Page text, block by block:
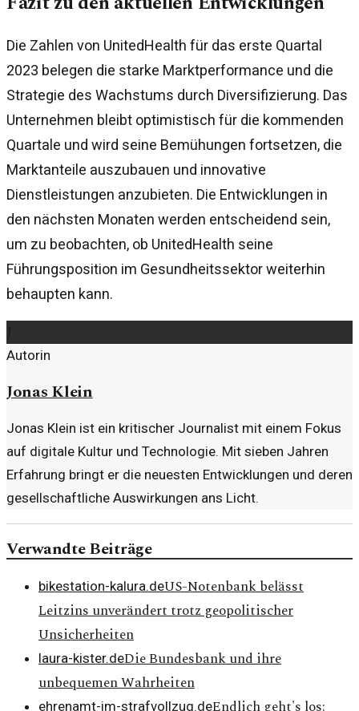
Die Zahlen von UnitedHealth für das erste Quartal
2023 belegen die starke Marktperformance und die
Strategie des Wachstums durch Diversifizierung. Das
Unternehmen bleibt optimistisch für die kommenden
Quartale und wird seine Bemühungen fortsetzen, die
Marktanteile auszubauen und innovative
Dienstleistungen anzubieten. Die Entwicklungen in
den nächsten Monaten werden entscheidend sein,
um zu beobachten, ob UnitedHealth seine
Führungsposition im Gesundheitssektor weiterhin
behaupten kann.
Autorin
Jonas Klein
Jonas Klein ist ein kritischer Journalist mit einem Fokus
auf digitale Kultur und Technologie. Mit sieben Jahren
Erfahrung bringt er die neuesten Entwicklungen und deren
gesellschaftliche Auswirkungen ans Licht.
Verwandte Beiträge
bikestation-kalura.deUS-Notenbank belässt
Leitzins unverändert trotz geopolitischer
Unsicherheiten
laura-kister.deDie Bundesbank und ihre
unbequemen Wahrheiten
ehrenamt-im-strafvollzug.de